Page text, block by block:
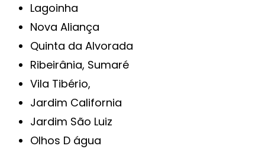
Lagoinha
Nova Aliança
Quinta da Alvorada
Ribeirânia, Sumaré
Vila Tibério,
Jardim California
Jardim São Luiz
Olhos D água